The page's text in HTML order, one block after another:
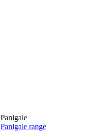
Panigale
Panigale range